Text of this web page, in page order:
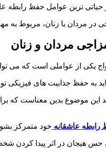
ترین عوامل حفظ رابطه
در مردان یا زنان، مربوط
مردان و زنان
یکی از عواملی است که می
به حفظ جذابیت های فیزیکی
موضوع بدین معناست که
رابطه عاشقانه خود متمرکز
حس هیجان در اثر پیدا کردن